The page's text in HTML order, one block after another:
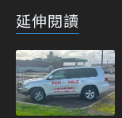
延伸閱讀